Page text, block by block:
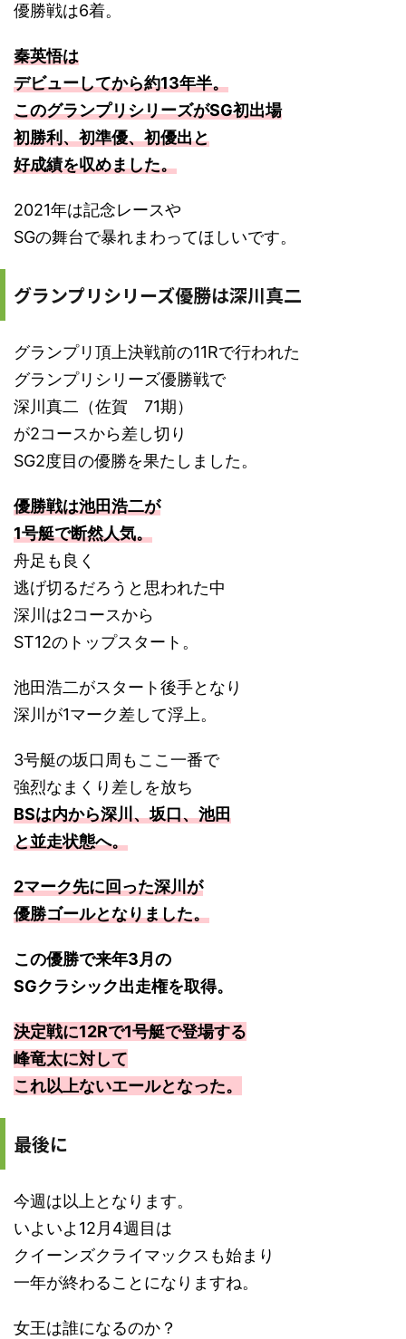
優勝戦は6着。
秦英悟は
デビューしてから約13年半。
このグランプリシリーズがSG初出場
初勝利、初準優、初優出と
好成績を収めました。
2021年は記念レースや
SGの舞台で暴れまわってほしいです。
グランプリシリーズ優勝は深川真二
グランプリ頂上決戦前の11Rで行われた
グランプリシリーズ優勝戦で
深川真二（佐賀 71期）
が2コースから差し切り
SG2度目の優勝を果たしました。
優勝戦は池田浩二が
1号艇で断然人気。
舟足も良く
逃げ切るだろうと思われた中
深川は2コースから
ST12のトップスタート。
池田浩二がスタート後手となり
深川が1マーク差して浮上。
3号艇の坂口周もここ一番で
強烈なまくり差しを放ち
BSは内から深川、坂口、池田
と並走状態へ。
2マーク先に回った深川が
優勝ゴールとなりました。
この優勝で来年3月の
SGクラシック出走権を取得。
決定戦に12Rで1号艇で登場する
峰竜太に対して
これ以上ないエールとなった。
最後に
今週は以上となります。
いよいよ12月4週目は
クイーンズクライマックスも始まり
一年が終わることになりますね。
女王は誰になるのか？